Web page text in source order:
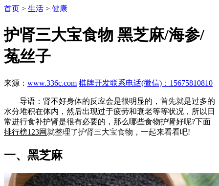
首页 > 生活 > 健康
护肾三大宝食物 黑芝麻/海参/
菟丝子
来源： www.336c.com 棋牌开发联系电话(微信)：15675810810
导语：肾不好身体的反应会是很明显的，首先就是过多的
水分堆积在体内，然后出现过于疲劳和衰老等等状况，所以日
常进行食补护肾是很有必要的，那么哪些食物护肾好呢?下面
排行榜123网 就整理了护肾三大宝食物，一起来看看吧!
一、黑芝麻